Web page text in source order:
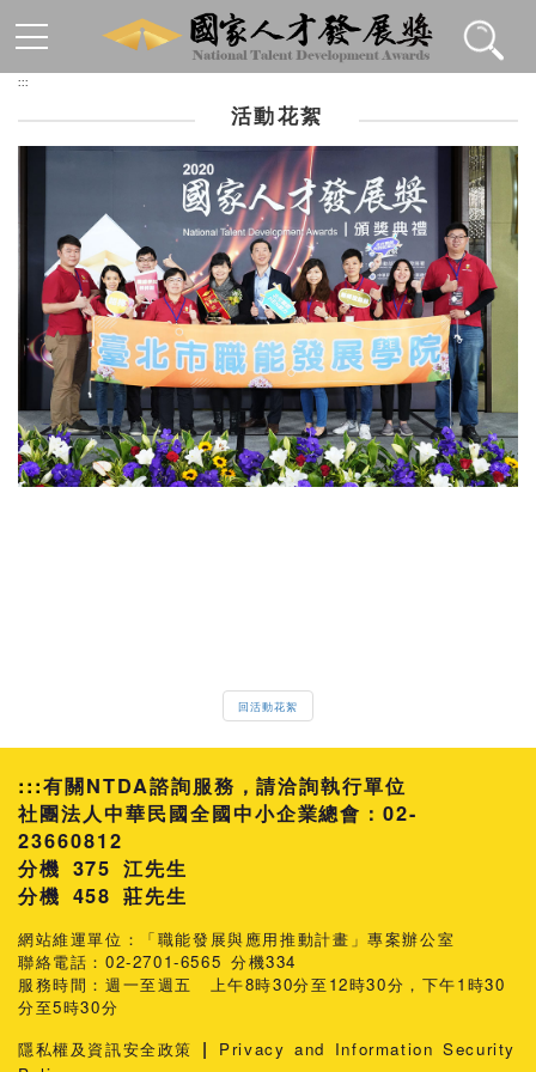
:::
活動花絮
回活動花絮
:::有關NTDA諮詢服務，請洽詢執行單位
社團法人中華民國全國中小企業總會：02-
23660812
分機 375 江先生
458 莊先生
網站維運單位：「職能發展與應用推動計畫」專案辦公室
聯絡電話：02-2701-6565 分機334
服務時間：週一至週五 上午8時30分至12時30分，下午1時30
分至5時30分
隱私權及資訊安全政策 |
Privacy and Information Security